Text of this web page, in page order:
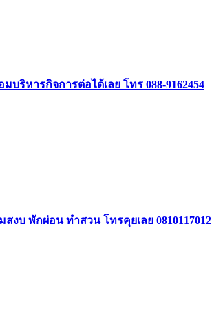
ริหารกิจการต่อได้เลย โทร 088-9162454
บ พักผ่อน ทำสวน โทรคุยเลย 0810117012